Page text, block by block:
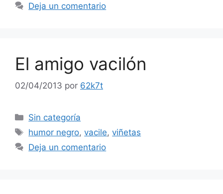
Deja un comentario
El amigo vacilón
02/04/2013 por 62k7t
Categorías
Sin categoría
Etiquetas
humor negro,vacile,viñetas
Deja un comentario